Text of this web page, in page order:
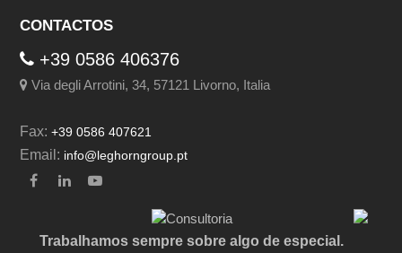
CONTACTOS
+39 0586 406376
Via degli Arrotini, 34, 57121 Livorno, Italia
Fax:+39 0586 407621
Email: info@leghorngroup.pt
Facebook
LinkedInYouTube
Trabalhamos sempre sobre algo de especial.